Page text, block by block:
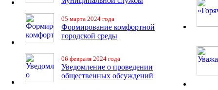
05 марта 2024 года
Формирование комфортной
городской среды
06 февраля 2024 года
Уведомление о проведении
общественных обсуждений